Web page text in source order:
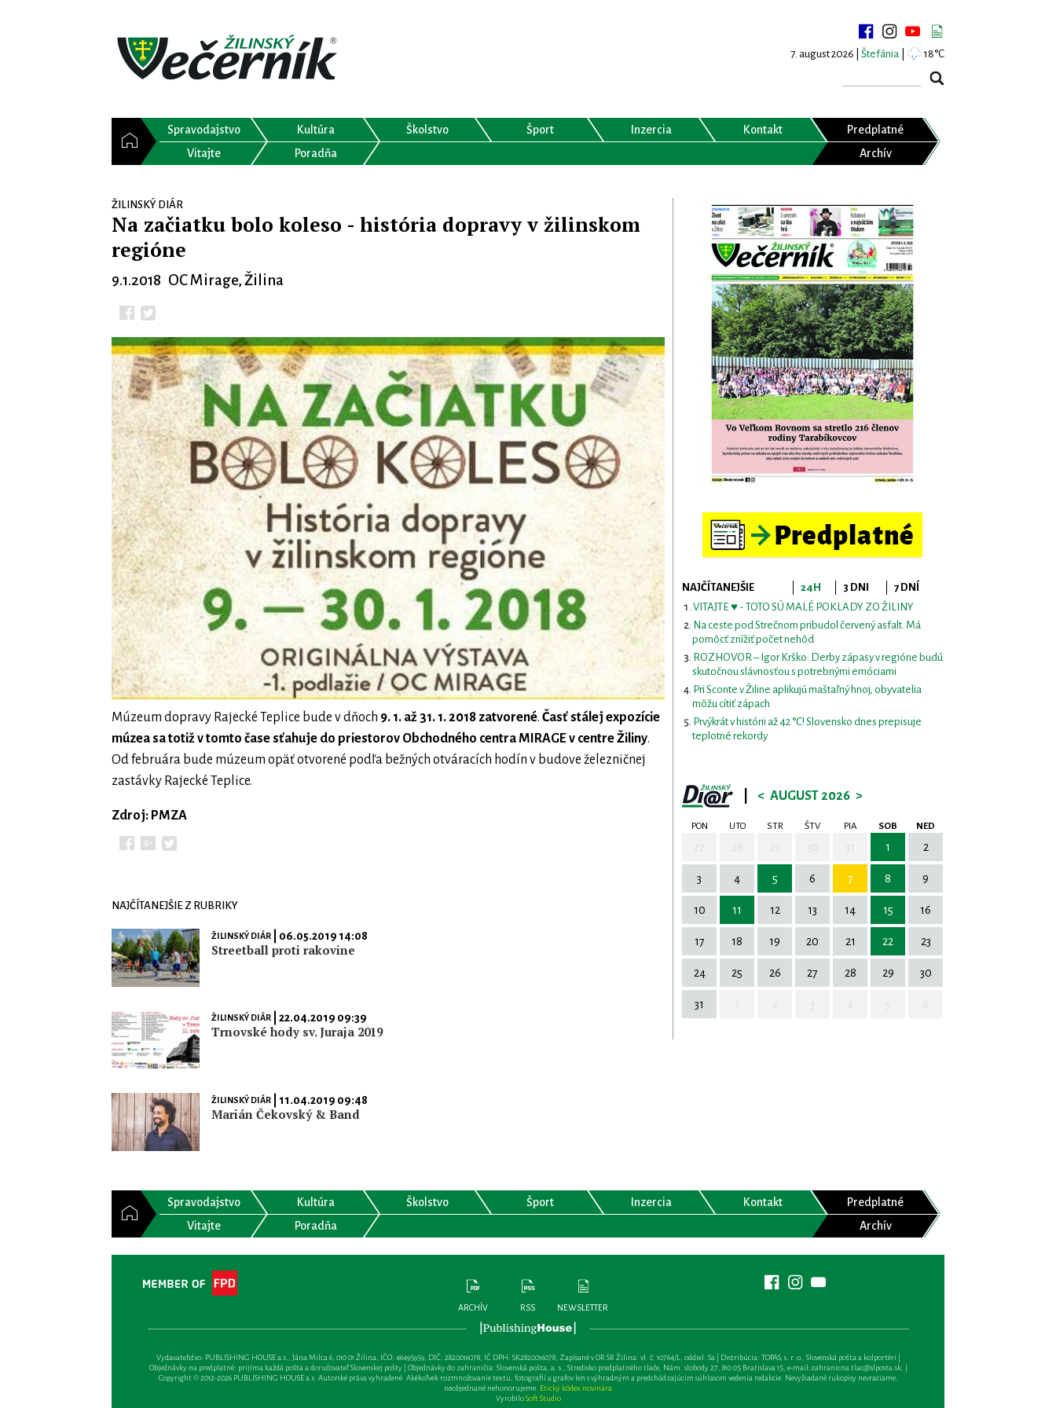
7. august 2026 | Štefánia 18°C
Spravodajstvo Kultúra Školstvo Šport Inzercia Kontakt
Predplatné
Vitajte
Poradňa Archív
ŽILINSKÝ DIÁR
Na začiatku bolo koleso - história dopravy v žilinskom
regióne
9.1.2018 OC Mirage, Žilina
Múzeum dopravy Rajecké Teplice bude v dňoch 9. 1. až 31. 1. 2018 zatvorené. Časť stálej expozície
múzea sa totiž v tomto čase sťahuje do priestorov Obchodného centra MIRAGE v centre Žiliny.
Od februára bude múzeum opäť otvorené podľa bežných otváracích hodín v budove železničnej
zastávky Rajecké Teplice.
Zdroj: PMZA
NAJČÍTANEJŠIE Z RUBRIKY
ŽILINSKÝ DIÁR| 06.05.2019 14:08
Streetball proti rakovine
ŽILINSKÝ DIÁR| 22.04.2019 09:39
Trnovské hody sv. Juraja 2019
ŽILINSKÝ DIÁR| 11.04.2019 09:48
Marián Čekovský & Band
NAJČÍTANEJŠIE 24H 3 DNI
7 DNÍ
VITAJTE ♥ - TOTO SÚ MALÉ POKLADY ZO ŽILINY
Na ceste pod Strečnom pribudol červený asfalt. Má
pomôcť znížiť počet nehôd
ROZHOVOR – Igor Krško: Derby zápasy v regióne budú
skutočnou slávnosťou s potrebnými emóciami
Pri Sconte v Žiline aplikujú maštaľný hnoj, obyvatelia
môžu cítiť zápach
Prvýkrát v histórii až 42 °C! Slovensko dnes prepisuje
teplotné rekordy
< AUGUST 2026 >
PON UTO STR ŠTV PIA SOB NED
1 2
3 4 5 6 7 8 9
10 11 12 13 14 15 16
17 18 19 20 21 22 23
24 25 26 27 28 29 30
31
Spravodajstvo Kultúra Školstvo Šport Inzercia Kontakt
Predplatné
Vitajte
Poradňa Archív
ARCHÍV RSS NEWSLETTER
Vydavateľsťvo: PUBLISHING HOUSE a.s., Jána Milca 6, 010 01 Žilina, IČO: 46495959, DIČ: 2820016078, IČ DPH: SK2820016078, Zapísané v OR SR Žilina: vl. č. 10764/L, oddiel: Sa | Distribúcia: TOPAS, s. r. o., Slovenská pošta a kolportéri |
Objednávky na predplatné: prijíma každá pošta a doručovateľ Slovenskej pošty | Objednávky do zahraničia: Slovenská pošta, a. s., Stredisko predplatného tlače, Nám. slobody 27, 810 05 Bratislava 15, e-mail:zahranicna.tlac@slposta.sk. |
Copyright © 2012-2026 PUBLISHING HOUSE a.s. Autorské práva vyhradené. Akékoľvek rozmnožovanie textu, fotografií a grafov len s výhradným a predchádzajúcim súhlasom vedenia redakcie. Nevyžiadané rukopisy nevraciame,
neobjednané nehonorujeme. Etický kódex novinára
VyrobiloSoft Studio